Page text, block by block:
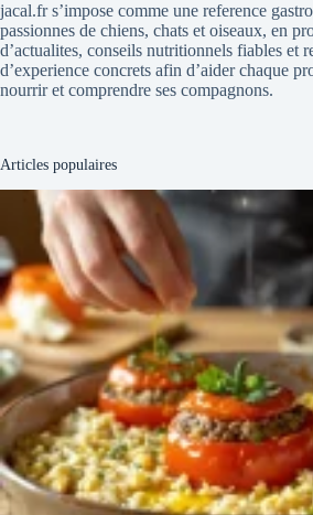
jacal.fr s’impose comme une reference
passionnes de chiens, chats et oiseaux, en
d’actualites, conseils nutritionnels fiables et
d’experience concrets afin d’aider chaque
nourrir et comprendre ses compagnons.
Articles populaires